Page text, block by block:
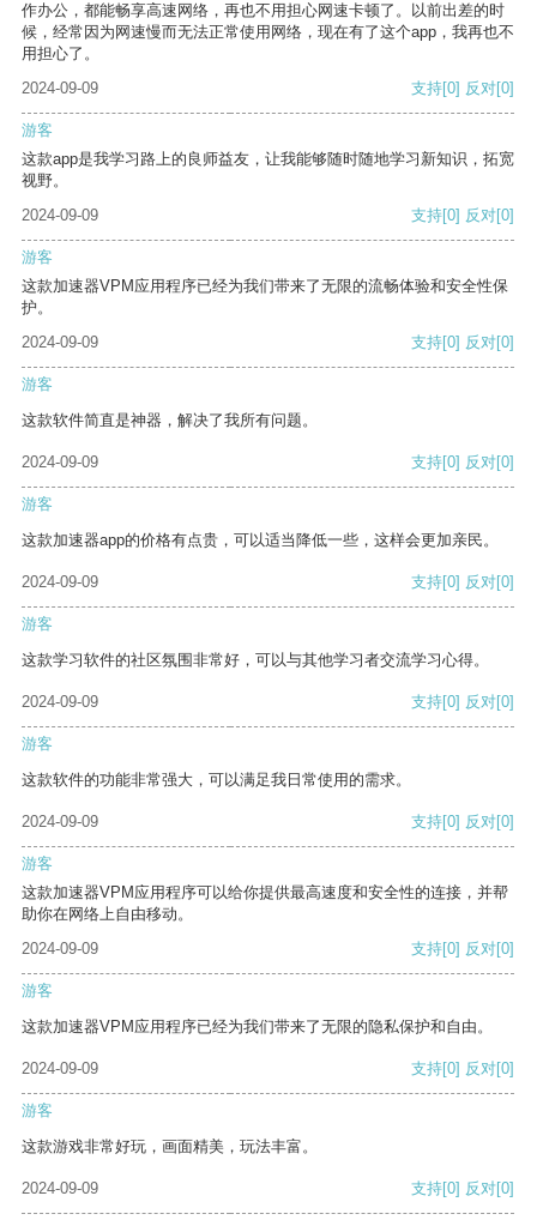
作办公，都能畅享高速网络，再也不用担心网速卡顿了。以前出差的时
候，经常因为网速慢而无法正常使用网络，现在有了这个app，我再也不
用担心了。
2024-09-09
支持[0] 反对[0]
游客
这款app是我学习路上的良师益友，让我能够随时随地学习新知识，拓宽
视野。
2024-09-09
支持[0] 反对[0]
游客
这款加速器VPM应用程序已经为我们带来了无限的流畅体验和安全性保
护。
2024-09-09
支持[0] 反对[0]
游客
这款软件简直是神器，解决了我所有问题。
2024-09-09 支持[0] 反对[0]
游客
这款加速器app的价格有点贵，可以适当降低一些，这样会更加亲民。
2024-09-09 支持[0] 反对[0]
游客
这款学习软件的社区氛围非常好，可以与其他学习者交流学习心得。
2024-09-09 支持[0] 反对[0]
游客
这款软件的功能非常强大，可以满足我日常使用的需求。
2024-09-09 支持[0] 反对[0]
游客
这款加速器VPM应用程序可以给你提供最高速度和安全性的连接，并帮
助你在网络上自由移动。
2024-09-09
支持[0] 反对[0]
游客
这款加速器VPM应用程序已经为我们带来了无限的隐私保护和自由。
2024-09-09 支持[0] 反对[0]
游客
这款游戏非常好玩，画面精美，玩法丰富。
2024-09-09 支持[0] 反对[0]